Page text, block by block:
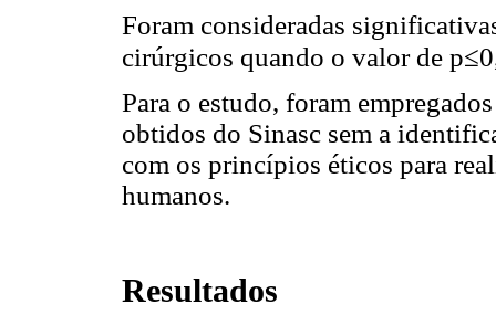
Foram consideradas
cirúrgicos quando o valor de p≤
Para o estudo, foram
obtidos do Sinasc sem a
com os princípios éticos para
humanos.
Resultados